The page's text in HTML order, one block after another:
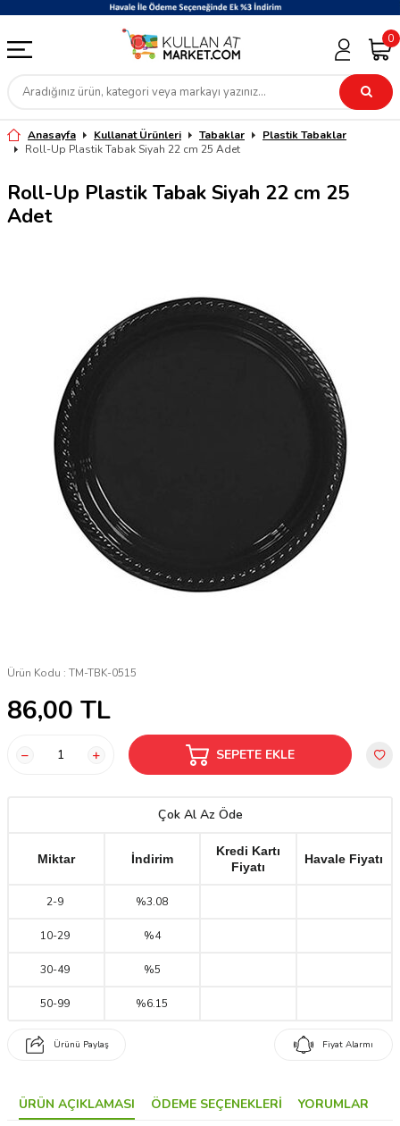
0
Anasayfa Kullanat Ürünleri Tabaklar
Plastik Tabaklar
Roll-Up Plastik Tabak Siyah 22 cm 25 Adet
Roll-Up Plastik Tabak Siyah 22 cm 25
Adet
Ürün Kodu : TM-TBK-0515
86,00 TL
SEPETE EKLE
Çok Al Az Öde
Miktar İndirim
Kredi Kartı
Fiyatı
Havale Fiyatı
2-9 %3.08
10-29 %4
30-49 %5
50-99 %6.15
Ürünü Paylaş Fiyat Alarmı
ÜRÜN AÇIKLAMASI ÖDEME SEÇENEKLERI YORUMLAR